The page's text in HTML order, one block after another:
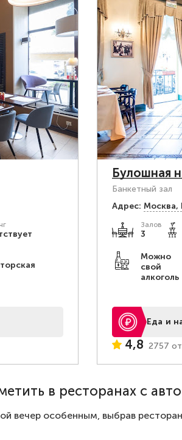
Булошная
Банкетный зал
Адрес: Москва,
Залов
3
Можно
свой
алкоголь
Еда и
4,8 2757
в ресторанах с
вечер особенным, выбрав